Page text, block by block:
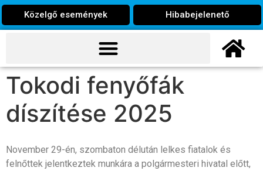
Közelgő események Hibabejelenető
Tokodi fenyőfák
díszítése 2025
November 29-én, szombaton délután lelkes fiatalok és
felnőttek jelentkeztek munkára a polgármesteri hivatal előtt,